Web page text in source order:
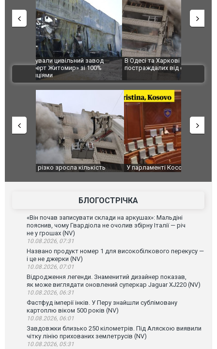
В Одесі та Харкові різко зросла кількість
постраждалих від обстрілу РФ
Ворог
двоє
після
ВІДЕО
У парламенті Косово прем'єра закидали яйцями
Приїхав
до
зіркового
БЛОГОСТРІЧКА
«Він почав записувати склади на аркушах»: Мальдіні
пояснив, чому Гвардіола не очолив збірну Італії — річ
не у грошах (NV)
10.08.2026, 07:31
Названо продукт номер 1 для високобілкового перекусу —
і це не джерки (NV)
10.08.2026, 07:01
Відродження легенди. Знаменитий дизайнер показав,
як може виглядати оновлений суперкар Jaguar XJ220 (NV)
10.08.2026, 06:31
Фастфуд імперії інків. У Перу знайшли сублімовану
картоплю віком 500 років (NV)
10.08.2026, 06:01
Завдовжки близько 250 кілометрів. Під Аляскою виявили
чітку лінію прихованих землетрусів (NV)
10.08.2026, 05:31